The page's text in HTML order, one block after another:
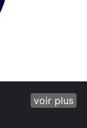
voir plus